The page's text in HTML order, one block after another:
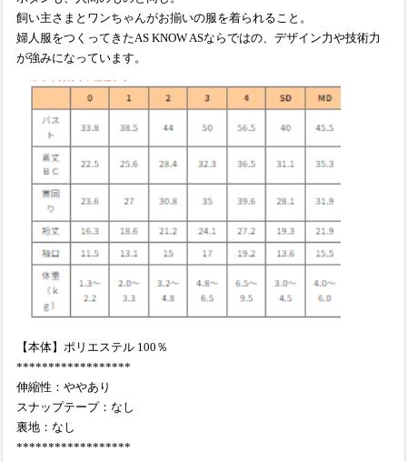
飼い主さまとワンちゃんがお揃いの服を着られること。
婦人服をつくってきたAS KNOW ASならではの、デザイン力や技術力
が強みになっています。
【本体】ポリエステル 100％
******************
伸縮性：ややあり
スナップテープ：なし
裏地：なし
******************